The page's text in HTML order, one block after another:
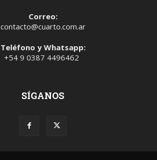
Correo:
contacto@cuarto.com.ar
Teléfono y Whatsapp:
+54 9 0387 4496462
SÍGANOS